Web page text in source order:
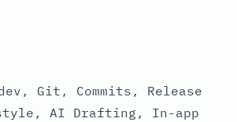
Git, Commits, Release
AI Drafting, In-app